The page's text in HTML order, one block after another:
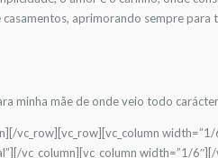
aprimorando sempre
minha mãe de onde veio todo
vc_row][vc_row][vc_column
vc_column][vc_column width=”1/